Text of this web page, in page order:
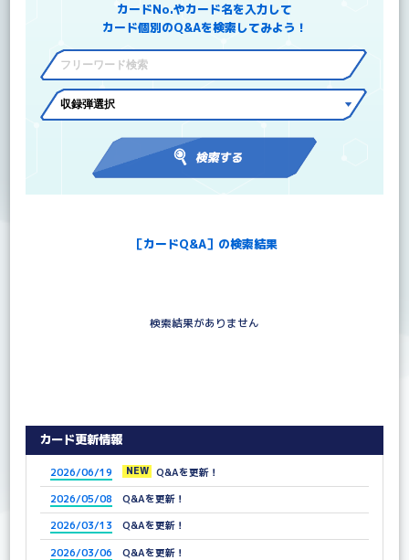
カードNo.やカード名を入力して
カード個別のQ&Aを検索してみよう！
［カードQ&A］の検索結果
検索結果がありません
カード更新情報
2026/06/19 NEW Q&Aを更新！
2026/05/08 Q&Aを更新！
2026/03/13 Q&Aを更新！
2026/03/06 Q&Aを更新！